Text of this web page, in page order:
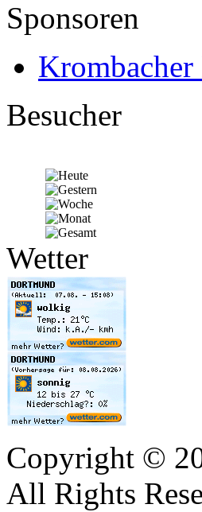
Sponsoren
Krombacher
Besucher
Wetter
Copyright ©
All Rights